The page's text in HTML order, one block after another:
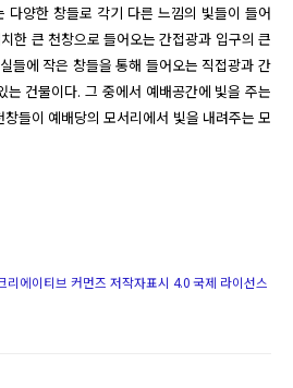
다양한 창들로 각기 다른 느낌의 빛들이 들어
한 큰 천창으로 들어오는 간접광과 입구의 큰
들에 작은 창들을 통해 들어오는 직접광과 간
는 건물이다. 그 중에서 예배공간에 빛을 주는
들이 예배당의 모서리에서 빛을 내려주는 모
리에이티브 커먼즈 저작자표시 4.0 국제 라이선스